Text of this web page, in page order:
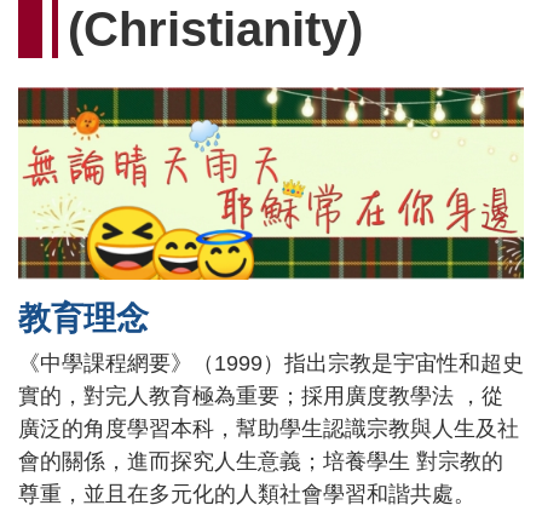
(Christianity)
教育理念
《中學課程網要》（1999）指出宗教是宇宙性和超史
實的，對完人教育極為重要；採用廣度教學法 ，從
廣泛的角度學習本科，幫助學生認識宗教與人生及社
會的關係，進而探究人生意義；培養學生 對宗教的
尊重，並且在多元化的人類社會學習和諧共處。